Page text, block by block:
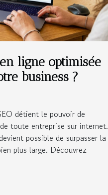
ligne optimisée
business ?
détient le pouvoir de
toute entreprise sur internet.
possible de surpasser la
plus large. Découvrez